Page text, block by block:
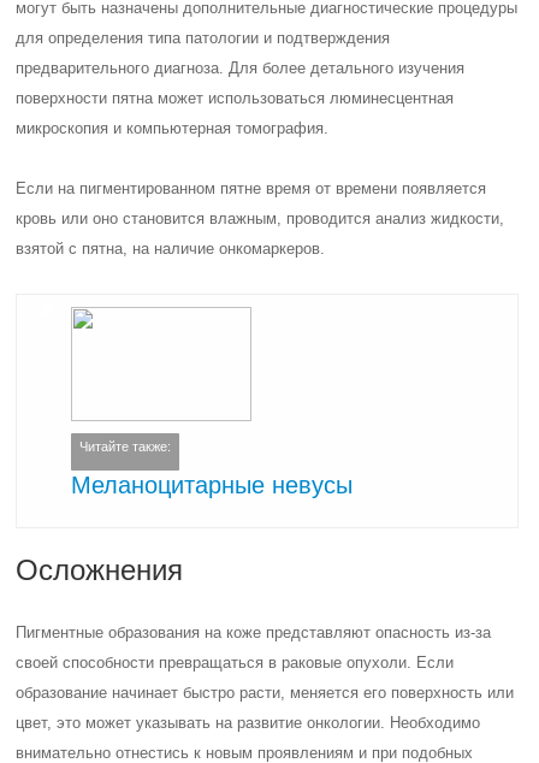
могут быть назначены дополнительные диагностические процедуры
для определения типа патологии и подтверждения
предварительного диагноза. Для более детального изучения
поверхности пятна может использоваться люминесцентная
микроскопия и компьютерная томография.
Если на пигментированном пятне время от времени появляется
кровь или оно становится влажным, проводится анализ жидкости,
взятой с пятна, на наличие онкомаркеров.
Читайте также:
Меланоцитарные невусы
Осложнения
Пигментные образования на коже представляют опасность из-за
своей способности превращаться в раковые опухоли. Если
образование начинает быстро расти, меняется его поверхность или
цвет, это может указывать на развитие онкологии. Необходимо
внимательно отнестись к новым проявлениям и при подобных